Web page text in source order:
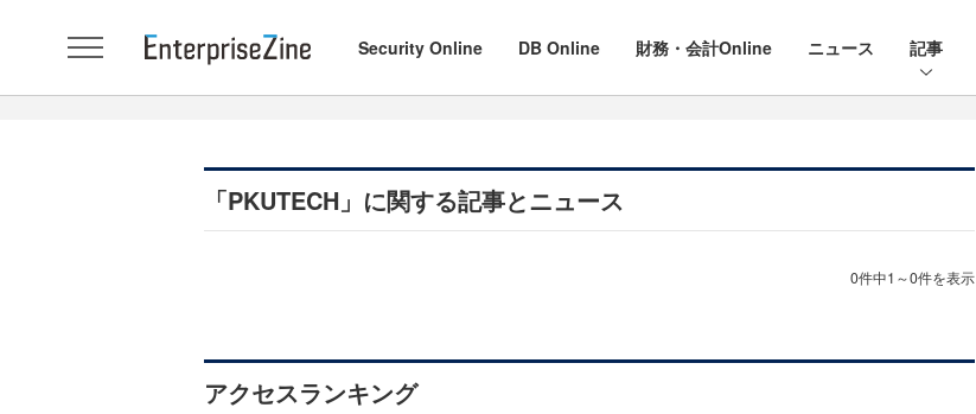
Security Online DB Online 財務・会計Online ニュース 記事
「PKUTECH」に関する記事とニュース
0件中1～0件を表示
アクセスランキング